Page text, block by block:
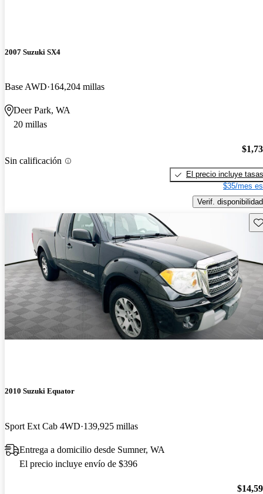
2007 Suzuki SX4
Base AWD 164,204 millas
Deer Park, WA
20 millas
Sin calificación
El precio incluye tasas
$35/mes
Verif. disponibilidad
2010 Suzuki Equator
Sport Ext Cab 4WD 139,925 millas
Entrega a domicilio desde Sumner, WA
El precio incluye envío de $396